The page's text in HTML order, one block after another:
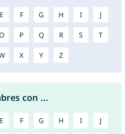
E F G H I J
P Q R S T
X Y Z
con ...
E F G H I J